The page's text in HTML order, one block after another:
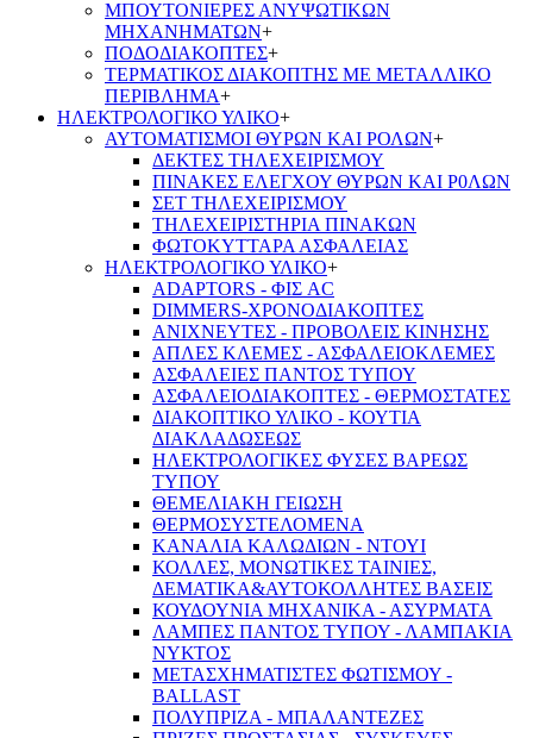
ΜΠΟΥΤΟΝΙΕΡΕΣ ΑΝΥΨΩΤΙΚΩΝ
ΜΗΧΑΝΗΜΑΤΩΝ+
ΠΟΔΟΔΙΑΚΟΠΤΕΣ+
ΤΕΡΜΑΤΙΚΟΣ ΔΙΑΚΟΠΤΗΣ ΜΕ ΜΕΤΑΛΛΙΚΟ
ΠΕΡΙΒΛΗΜΑ+
ΗΛΕΚΤΡΟΛΟΓΙΚΟ ΥΛΙΚΟ+
ΑΥΤΟΜΑΤΙΣΜΟΙ ΘΥΡΩΝ ΚΑΙ ΡΟΛΩΝ+
ΔΕΚΤΕΣ ΤΗΛΕΧΕΙΡΙΣΜΟΥ
ΠΙΝΑΚΕΣ ΕΛΕΓΧΟΥ ΘΥΡΩΝ ΚΑΙ Ρ0ΛΩΝ
ΣΕΤ ΤΗΛΕΧΕΙΡΙΣΜΟΥ
ΤΗΛΕΧΕΙΡΙΣΤΗΡΙΑ ΠΙΝΑΚΩΝ
ΦΩΤΟΚΥΤΤΑΡΑ ΑΣΦΑΛΕΙΑΣ
ΗΛΕΚΤΡΟΛΟΓΙΚΟ ΥΛΙΚΟ+
ADAPTORS - ΦΙΣ AC
DIMMERS-ΧΡΟΝΟΔΙΑΚΟΠΤΕΣ
ΑΝΙΧΝΕΥΤΕΣ - ΠΡΟΒΟΛΕΙΣ ΚΙΝΗΣΗΣ
ΑΠΛΕΣ ΚΛΕΜΕΣ - ΑΣΦΑΛΕΙΟΚΛΕΜΕΣ
ΑΣΦΑΛΕΙΕΣ ΠΑΝΤΟΣ ΤΥΠΟΥ
ΑΣΦΑΛΕΙΟΔΙΑΚΟΠΤΕΣ - ΘΕΡΜΟΣΤΑΤΕΣ
ΔΙΑΚΟΠΤΙΚΟ ΥΛΙΚΟ - ΚΟΥΤΙΑ
ΔΙΑΚΛΑΔΩΣΕΩΣ
ΗΛΕΚΤΡΟΛΟΓΙΚΕΣ ΦΥΣΕΣ ΒΑΡΕΩΣ
ΤΥΠΟΥ
ΘΕΜΕΛΙΑΚΗ ΓΕΙΩΣΗ
ΘΕΡΜΟΣΥΣΤΕΛΟΜΕΝΑ
ΚΑΝΑΛΙΑ ΚΑΛΩΔΙΩΝ - ΝΤΟΥΙ
ΚΟΛΛΕΣ, ΜΟΝΩΤΙΚΕΣ ΤΑΙΝΙΕΣ,
ΔΕΜΑΤΙΚΑ&ΑΥΤΟΚΟΛΛΗΤΕΣ ΒΑΣΕΙΣ
ΚΟΥΔΟΥΝΙΑ ΜΗΧΑΝΙΚΑ - ΑΣΥΡΜΑΤΑ
ΛΑΜΠΕΣ ΠΑΝΤΟΣ ΤΥΠΟΥ - ΛΑΜΠΑΚΙΑ
ΝΥΚΤΟΣ
ΜΕΤΑΣΧΗΜΑΤΙΣΤΕΣ ΦΩΤΙΣΜΟΥ -
BALLAST
ΠΟΛΥΠΡΙΖΑ - ΜΠΑΛΑΝΤΕΖΕΣ